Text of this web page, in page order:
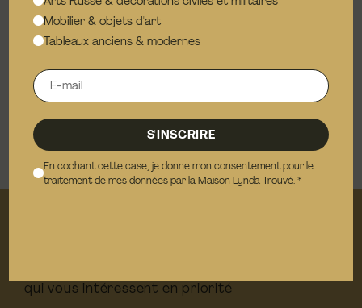
MODERNES
Fenêtre ouverte sur Vuillard
LIRE PLUS +
qui vous intéressent en priorité
Mobilier & objets d'art
Tableaux anciens & modernes
S'INSCRIRE
En cochant cette case, je donne mon consentement pour le
traitement de mes données par la Maison Lynda Trouvé.*